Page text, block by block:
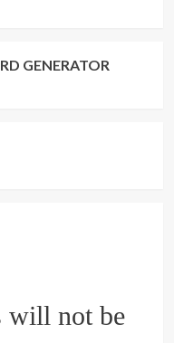
GENERATOR
will not be